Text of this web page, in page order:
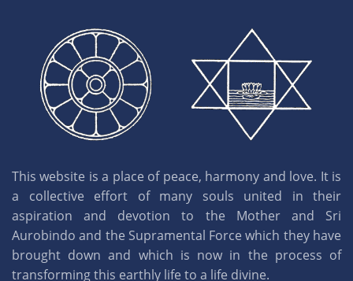
This website is a place of peace, harmony and love. It is
a collective effort of many souls united in their
aspiration and devotion to the Mother and Sri
Aurobindo and the Supramental Force which they have
brought down and which is now in the process of
transforming this earthly life to a life divine.